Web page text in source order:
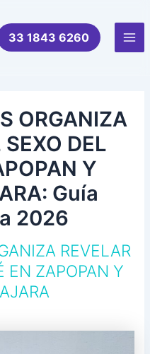
33 1843 6260
ORGANIZA
DEL
Y
Guía
2026
REVELAR
EN ZAPOPAN Y